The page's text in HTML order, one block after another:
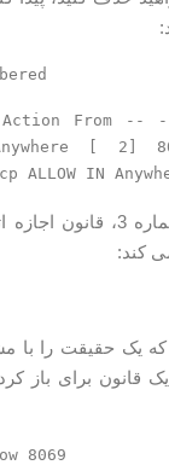
Action
Anywhere [ 2]
ALLOW IN
کند:
حقیقت را با
قانون برای باز
8069